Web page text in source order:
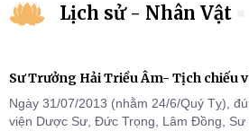
Lịch sử - Nhân Vật
Sư Trưởng Hải Triều Âm- Tịch chiếu
Ngày 31/07/2013 (nhằm 24/6/Quý Tỵ),
viện Dược Sư, Đức Trọng, Lâm Đồng,